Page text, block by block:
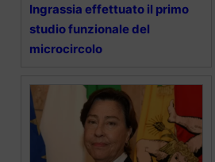
Ingrassia effettuato il primo
studio funzionale del
microcircolo